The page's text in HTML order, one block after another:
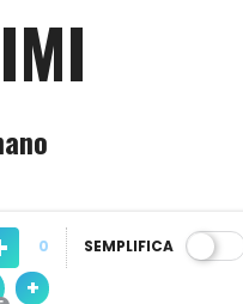
0 SEMPLIFICA
+